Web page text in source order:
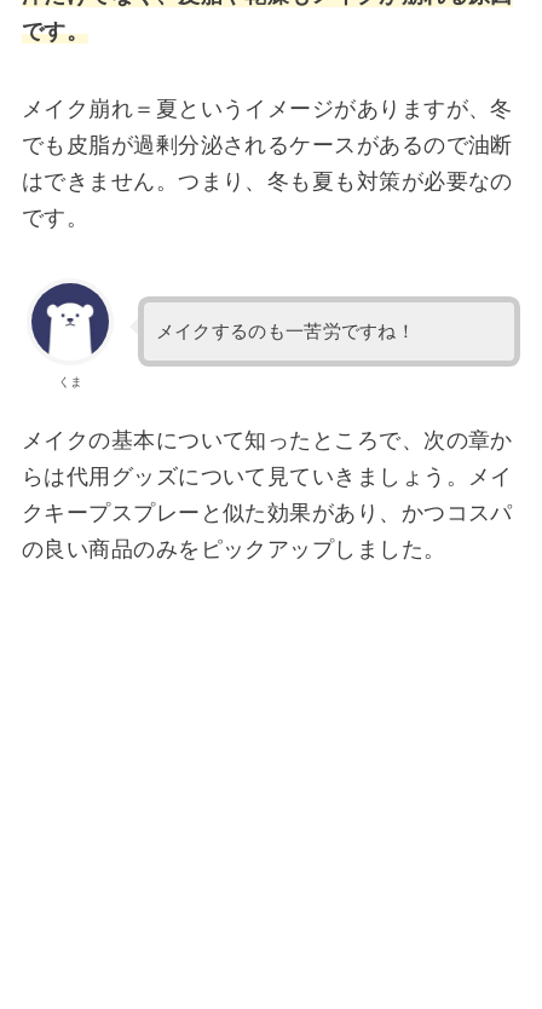
です。
メイク崩れ＝夏というイメージがありますが、冬
でも 皮脂が過剰分泌されるケースがあるので油断
はできません。つまり、冬も夏も対策が必要なの
です。
くま
メイクするのも一苦労ですね！
メイクの基本について知ったところで、次の章か
らは代用グッズについて見ていきましょう。メイ
クキープスプレーと似た効果があり、かつコスパ
の良い商品のみをピックアップしました。